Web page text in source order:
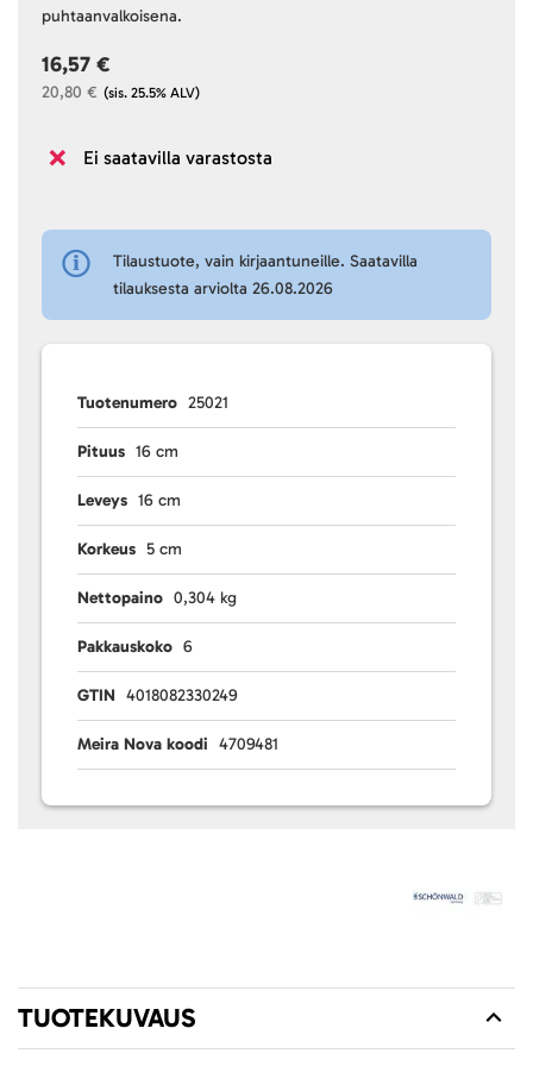
puhtaanvalkoisena.
(sis. 25.5% ALV)
20,80 €
16,57 €
Ei saatavilla varastosta
Tilaustuote, vain kirjaantuneille. Saatavilla
tilauksesta arviolta 26.08.2026
Tuotenumero 25021
Pituus 16 cm
Leveys 16 cm
Korkeus 5 cm
Nettopaino 0,304 kg
Pakkauskoko 6
GTIN 4018082330249
Meira Nova koodi 4709481
TUOTEKUVAUS